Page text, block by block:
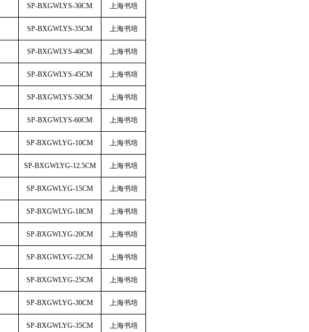
SP-BXGWLYS-30CM 上海书培
SP-BXGWLYS-35CM 上海书培
SP-BXGWLYS-40CM 上海书培
SP-BXGWLYS-45CM 上海书培
SP-BXGWLYS-50CM 上海书培
SP-BXGWLYS-60CM 上海书培
SP-BXGWLYG-10CM 上海书培
SP-BXGWLYG-12.5CM 上海书培
SP-BXGWLYG-15CM 上海书培
SP-BXGWLYG-18CM 上海书培
SP-BXGWLYG-20CM 上海书培
SP-BXGWLYG-22CM 上海书培
SP-BXGWLYG-25CM 上海书培
SP-BXGWLYG-30CM 上海书培
SP-BXGWLYG-35CM 上海书培